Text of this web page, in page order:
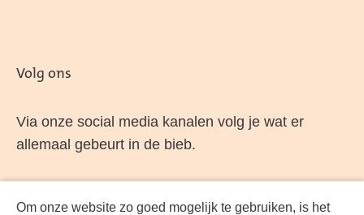
Om onze website zo goed mogelijk te gebruiken, is het
Volg ons
Via onze social media kanalen volg je wat er
allemaal gebeurt in de bieb.
FacebookLinkedInInstagramYouTube